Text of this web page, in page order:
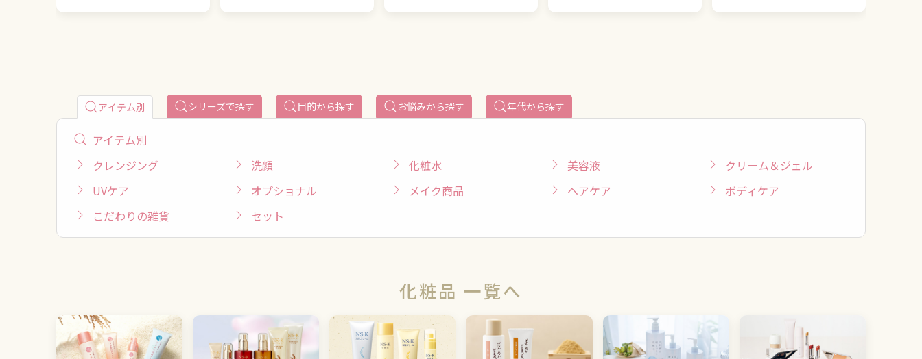
アイテム別 シリーズで探す 目的から探す お悩みから探す 年代から探す
アイテム別
クレンジング
洗顔 化粧水 美容液
クリーム＆ジェル
UVケア
オプショナル メイク商品 ヘアケア
ボディケア
こだわりの雑貨
セット
化粧品 一覧へ